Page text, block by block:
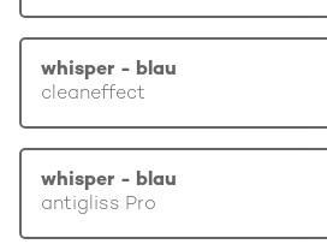
whisper - blau
cleaneffect
whisper - blau
antigliss Pro